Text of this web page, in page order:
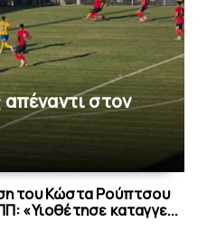
στoν
του Κώστα Ρούπτσου
«Υιοθέτησε καταγγε...